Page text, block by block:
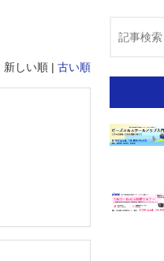
新しい順 | 古い順